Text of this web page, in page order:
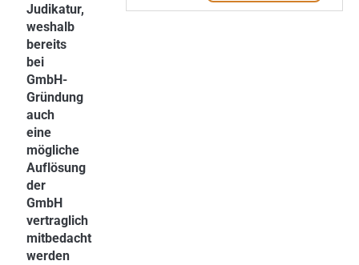
Judikatur,
weshalb
bereits
bei
GmbH-
Gründung
auch
eine
mögliche
Auflösung
der
GmbH
vertraglich
mitbedacht
werden